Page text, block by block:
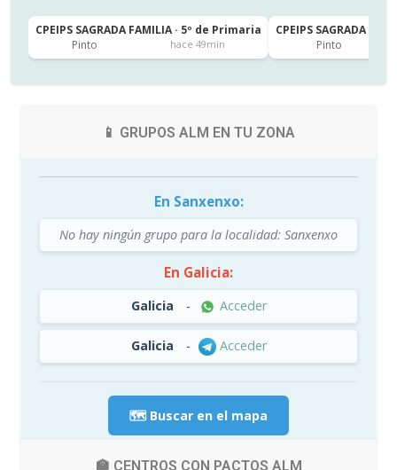
CPEIPS SAGRADA FAMILIA · 5º de Primaria
Pinto
hace 49min
CPEIPS SAGRADA
Pinto
📱 GRUPOS ALM EN TU ZONA
En Sanxenxo:
No hay ningún grupo para la localidad: Sanxenxo
En Galicia:
Galicia - Acceder
Galicia - Acceder
🗺️ Buscar en el mapa
🏫 CENTROS CON PACTOS ALM